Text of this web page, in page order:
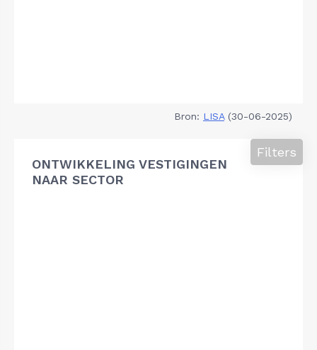
Bron: LISA(30-06-2025)
ONTWIKKELING VESTIGINGEN
NAAR SECTOR
Filters